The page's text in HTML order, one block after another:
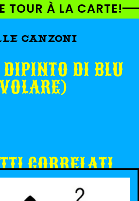
À LA CARTE!
CANZONI
DI BLU
CORRELATI